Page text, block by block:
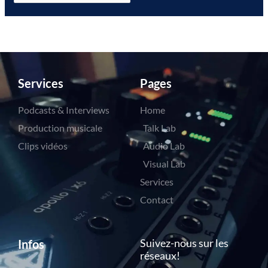
Services
Podcasts & Interviews
Production musicale
Clips vidéos
Pages
Home
Talk Lab
Audio Lab
Visual Lab
Services
Contact
Infos
Suivez-nous sur les
réseaux!